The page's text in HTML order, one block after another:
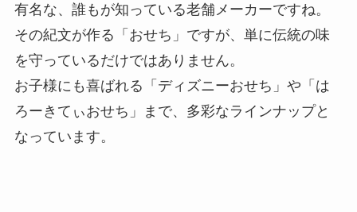
有名な、誰もが知っている老舗メーカーですね。
その紀文が作る「おせち」ですが、単に伝統の味
を守っているだけではありません。
お子様にも喜ばれる「ディズニーおせち」や「は
ろーきてぃおせち」まで、多彩なラインナップと
なっています。